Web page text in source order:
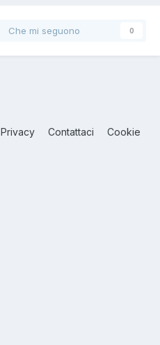
Che mi seguono 0
Contattaci Cookie